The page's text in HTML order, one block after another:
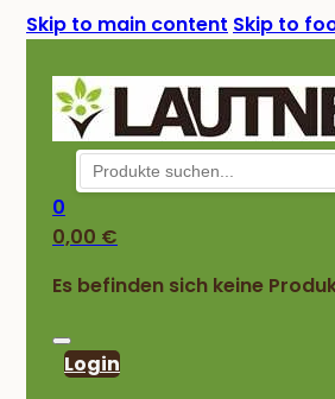
Skip to main content Skip to
0
0,00 €
Es befinden sich keine
Login